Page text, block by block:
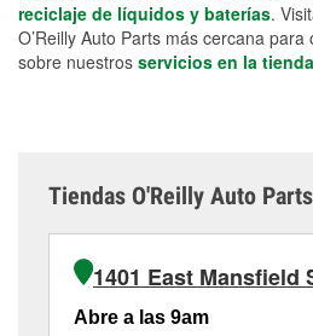
reciclaje de líquidos y baterías.
O’Reilly Auto Parts más cercana
sobre nuestros servicios en la tienda
Tiendas O'Reilly Auto
1401 East Mansfield
Abre a las 9am